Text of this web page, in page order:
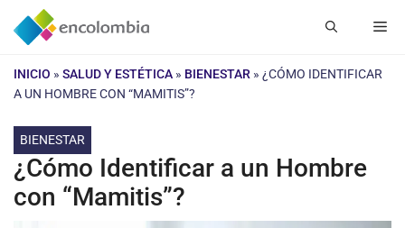
Saltar
INICIO » SALUD Y ESTÉTICA » BIENESTAR » ¿CÓMO IDENTIFICAR
A UN HOMBRE CON “MAMITIS”?
BIENESTAR
¿Cómo Identificar a un Hombre
con “Mamitis”?